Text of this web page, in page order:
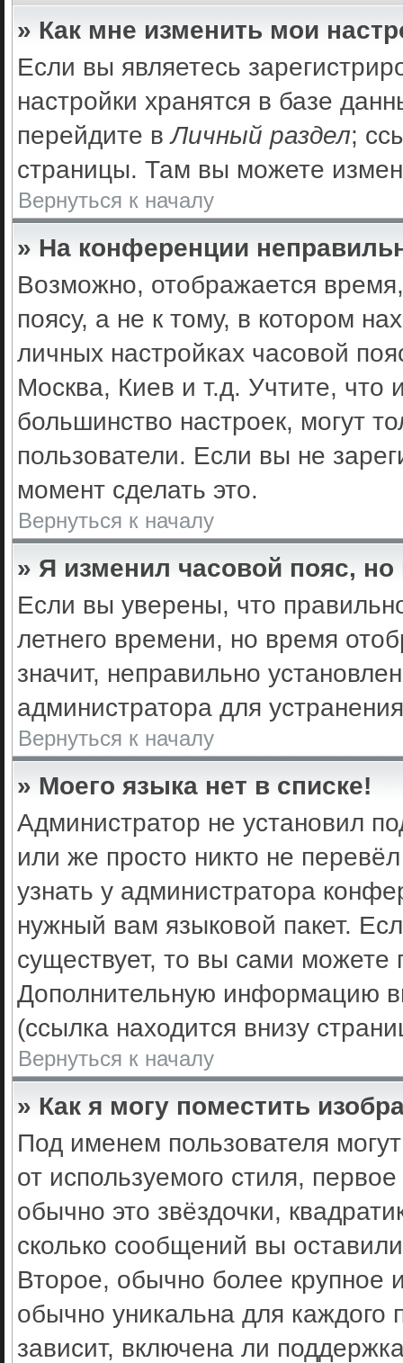
» Как мне изменить мои
Если вы являетесь
настройки хранятся в базе
перейдите вЛичный раздел;
страницы. Там вы можете
Вернуться к началу
» На конференции
Возможно, отображается
поясу, а не к тому, в котором
личных настройках часовой
Москва, Киев и т.д. Учтите, что
большинство настроек, могут
пользователи. Если вы не
момент сделать это.
Вернуться к началу
» Я изменил часовой пояс,
Если вы уверены, что
летнего времени, но время
значит, неправильно
администратора для
Вернуться к началу
» Моего языка нет в списке!
Администратор не установил
или же просто никто не
узнать у администратора
нужный вам языковой пакет.
существует, то вы сами можете
Дополнительную информацию
(ссылка находится внизу
Вернуться к началу
» Как я могу поместить
Под именем пользователя
от используемого стиля,
обычно это звёздочки,
сколько сообщений вы
Второе, обычно более крупное
обычно уникальна для каждого
зависит, включена ли